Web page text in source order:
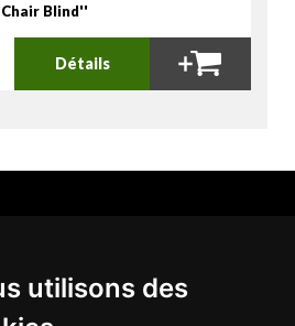
utilisons des
Blind''
Détails